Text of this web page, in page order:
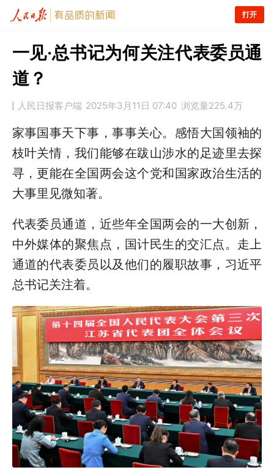
打开
一见·总书记为何关注代表委员通
道？
人民日报客户端 2025年3月11日 07:40 浏览量225.4万
家事国事天下事，事事关心。感悟大国领袖的
枝叶关情，我们能够在跋山涉水的足迹里去探
寻，更能在全国两会这个党和国家政治生活的
大事里见微知著。
代表委员通道，近些年全国两会的一大创新，
中外媒体的聚焦点，国计民生的交汇点。走上
通道的代表委员以及他们的履职故事，习近平
总书记关注着。